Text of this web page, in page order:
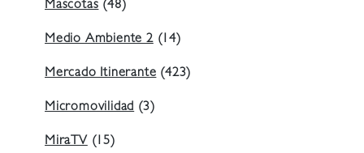
Mascotas(48)
Medio Ambiente 2(14)
Mercado Itinerante(423)
Micromovilidad(3)
MiraTV(15)